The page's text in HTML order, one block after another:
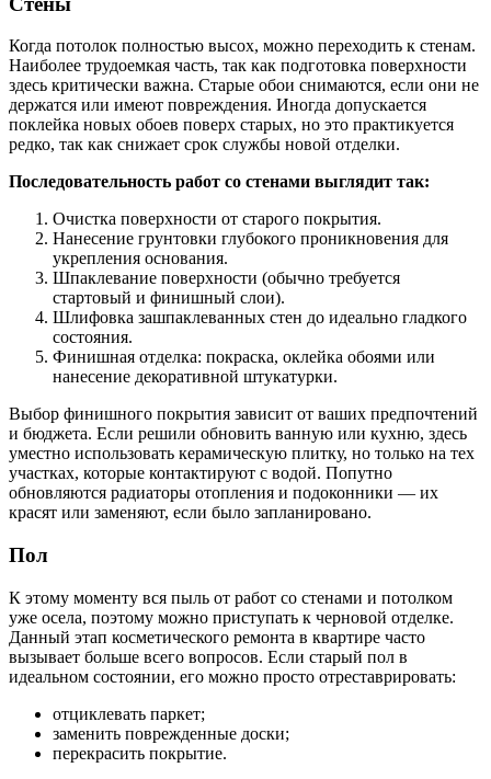
Когда потолок полностью высох, можно переходить к стенам.
Наиболее трудоемкая часть, так как подготовка поверхности
здесь критически важна. Старые обои снимаются, если они не
держатся или имеют повреждения. Иногда допускается
поклейка новых обоев поверх старых, но это практикуется
редко, так как снижает срок службы новой отделки.
Последовательность работ со стенами выглядит так:
Очистка поверхности от старого покрытия.
Нанесение грунтовки глубокого проникновения для
укрепления основания.
Шпаклевание поверхности (обычно требуется
стартовый и финишный слои).
Шлифовка зашпаклеванных стен до идеально гладкого
состояния.
Финишная отделка: покраска, оклейка обоями или
нанесение декоративной штукатурки.
Выбор финишного покрытия зависит от ваших предпочтений
и бюджета. Если решили обновить ванную или кухню, здесь
уместно использовать керамическую плитку, но только на тех
участках, которые контактируют с водой. Попутно
обновляются радиаторы отопления и подоконники — их
красят или заменяют, если было запланировано.
Пол
К этому моменту вся пыль от работ со стенами и потолком
уже осела, поэтому можно приступать к черновой отделке.
Данный этап косметического ремонта в квартире часто
вызывает больше всего вопросов. Если старый пол в
идеальном состоянии, его можно просто отреставрировать:
отциклевать паркет;
заменить поврежденные доски;
перекрасить покрытие.